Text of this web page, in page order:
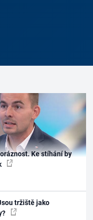
Ke stíhání by
tržiště jako